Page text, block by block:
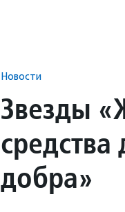
Новости
Звезды
добра»